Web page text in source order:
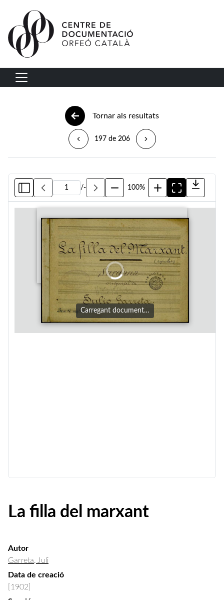
Vés al contingut
Navegació principal
Tornar als resultats
197 de 206
/- 100%
Carregant document…
La filla del marxant
Autor
Garreta, Juli
Data de creació
[1902]